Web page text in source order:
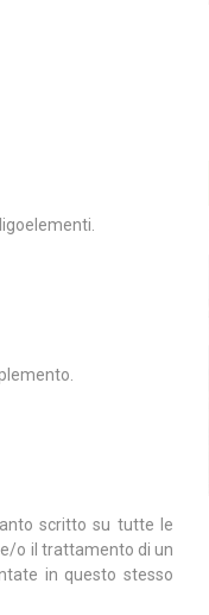
scritto su tutte le
o il trattamento di un
in questo stesso